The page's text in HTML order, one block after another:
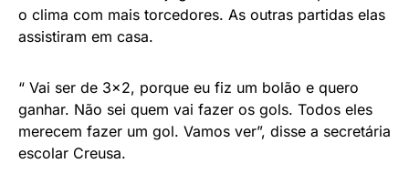
o clima com mais torcedores. As outras partidas elas
assistiram em casa.
“ Vai ser de 3×2, porque eu fiz um bolão e quero
ganhar. Não sei quem vai fazer os gols. Todos eles
merecem fazer um gol. Vamos ver”, disse a secretária
escolar Creusa.